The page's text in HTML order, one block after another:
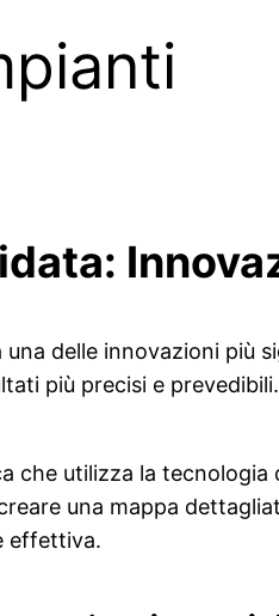
una delle innovazioni
più precisi e
che utilizza la
una mappa
effettiva.